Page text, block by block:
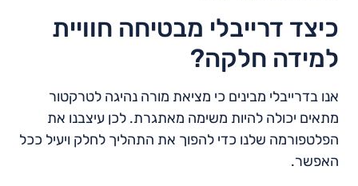
כיצד דרייבלי מבטיחה חוויית
למידה חלקה?
אנו בדרייבלי מבינים כי מציאת מורה נהיגה לטרקטור
מתאים יכולה להיות משימה מאתגרת. לכן עיצבנו את
הפלטפורמה שלנו כדי להפוך את התהליך לחלק ויעיל ככל
האפשר.